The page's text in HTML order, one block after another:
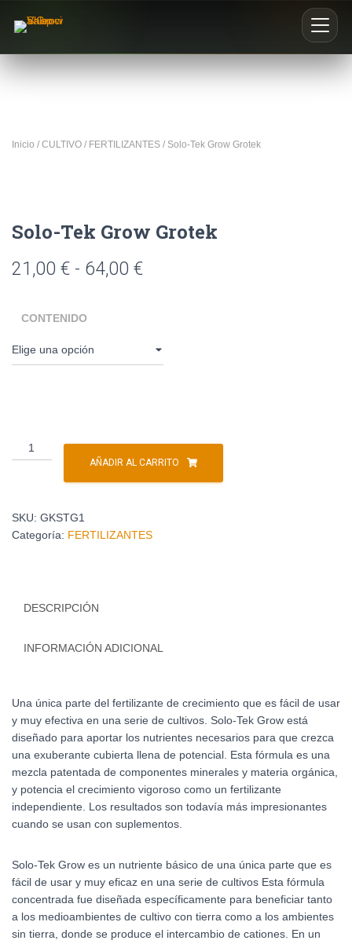
Inicio / CULTIVO / FERTILIZANTES / Solo-Tek Grow Grotek
Solo-Tek Grow Grotek
21,00 € - 64,00 €
CONTENIDO
AÑADIR AL CARRITO
SKU: GKSTG1
Categoría: FERTILIZANTES
DESCRIPCIÓN
INFORMACIÓN ADICIONAL
Una única parte del fertilizante de crecimiento que es fácil de usar
y muy efectiva en una serie de cultivos. Solo-Tek Grow está
diseñado para aportar los nutrientes necesarios para que crezca
una exuberante cubierta llena de potencial. Esta fórmula es una
mezcla patentada de componentes minerales y materia orgánica,
y potencia el crecimiento vigoroso como un fertilizante
independiente. Los resultados son todavía más impresionantes
cuando se usan con suplementos.
Solo-Tek Grow es un nutriente básico de una única parte que es
fácil de usar y muy eficaz en una serie de cultivos Esta fórmula
concentrada fue diseñada específicamente para beneficiar tanto
a los medioambientes de cultivo con tierra como a los ambientes
sin tierra, donde se produce el intercambio de cationes. En un